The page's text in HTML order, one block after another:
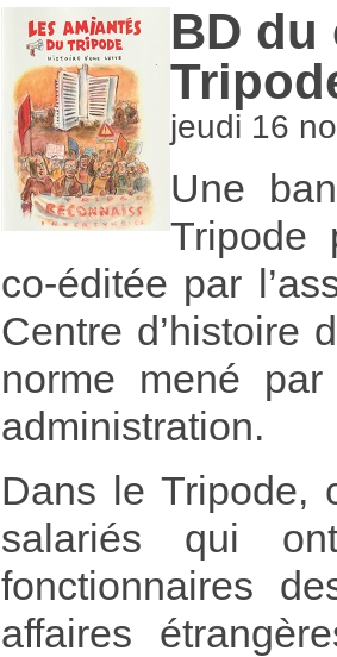
BD du
jeudi 16
Une
Tripode
co-éditée par
Centre d’histoire
norme mené
administration.
Dans le Tripode,
salariés qui
fonctionnaires
affaires